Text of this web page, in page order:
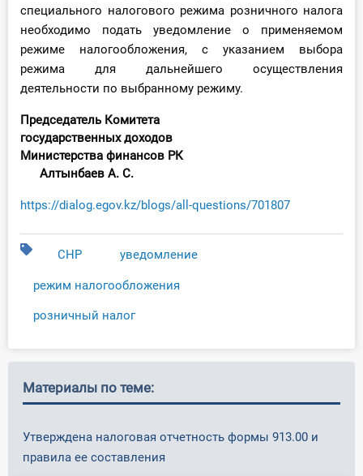
специального налогового режима розничного налога
необходимо подать уведомление о применяемом
режиме налогообложения, с указанием выбора
режима для дальнейшего осуществления
деятельности по выбранному режиму.
Председатель Комитета
государственных доходов
Министерства финансов РК
Алтынбаев А. С.
https://dialog.egov.kz/blogs/all-questions/701807
СНР уведомление
режим налогообложения
розничный налог
Материалы по теме:
Утверждена налоговая отчетность формы 913.00 и
правила ее составления